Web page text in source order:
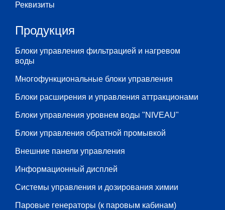
Реквизиты
Продукция
Блоки управления фильтрацией и нагревом
воды
Многофункциональные блоки управления
Блоки расширения и управления аттракционами
Блоки управления уровнем воды "NIVEAU"
Блоки управления обратной промывкой
Внешние панели управления
Информационный дисплей
Системы управления и дозирования химии
Паровые генераторы (к паровым кабинам)